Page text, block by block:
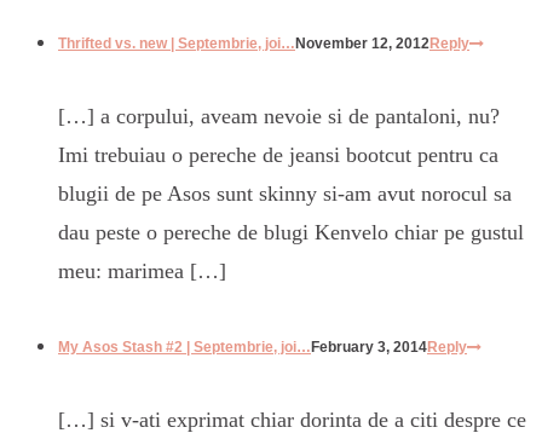
Thrifted vs. new | Septembrie, joi… November 12, 2012Reply
[…] a corpului, aveam nevoie si de pantaloni, nu?
Imi trebuiau o pereche de jeansi bootcut pentru ca
blugii de pe Asos sunt skinny si-am avut norocul sa
dau peste o pereche de blugi Kenvelo chiar pe gustul
meu: marimea […]
My Asos Stash #2 | Septembrie, joi…February 3, 2014Reply
[…] si v-ati exprimat chiar dorinta de a citi despre ce